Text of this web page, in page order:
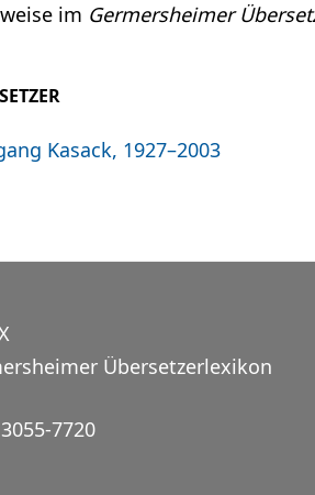
im Germersheimer
Kasack, 1927–2003
Übersetzerlexikon
7720